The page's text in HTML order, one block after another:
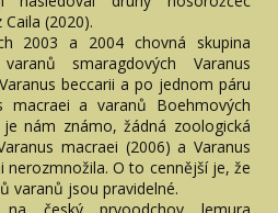
(2020).
2003 a 2004 chovná skupina
smaragdových Varanus
beccarii a po jednom páru
macraei a varanů Boehmových
nám známo, žádná zoologická
macraei (2006) a Varanus
nerozmnožila. O to cennější je, že
varanů jsou pravidelné.